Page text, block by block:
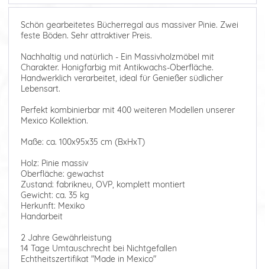
Schön gearbeitetes Bücherregal aus massiver Pinie. Zwei
feste Böden. Sehr attraktiver Preis.
Nachhaltig und natürlich - Ein Massivholzmöbel mit
Charakter. Honigfarbig mit Antikwachs-Oberfläche.
Handwerklich verarbeitet, ideal für Genießer südlicher
Lebensart.
Perfekt kombinierbar mit 400 weiteren Modellen unserer
Mexico Kollektion.
Maße: ca. 100x95x35 cm (BxHxT)
Holz: Pinie massiv
Oberfläche: gewachst
Zustand: fabrikneu, OVP, komplett montiert
Gewicht: ca. 35 kg
Herkunft: Mexiko
Handarbeit
2 Jahre Gewährleistung
14 Tage Umtauschrecht bei Nichtgefallen
Echtheitszertifikat "Made in Mexico"